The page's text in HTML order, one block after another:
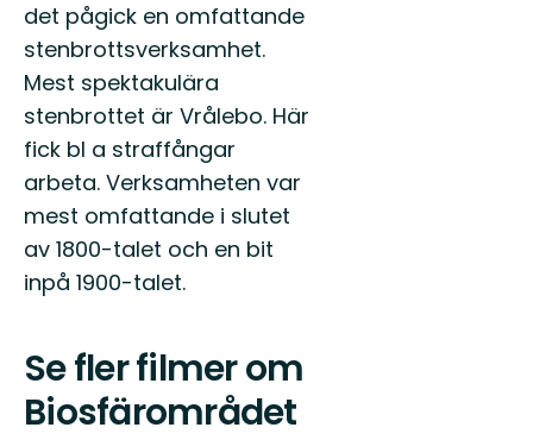
det pågick en omfattande
stenbrottsverksamhet.
Mest spektakulära
stenbrottet är Vrålebo. Här
fick bl a straffångar
arbeta. Verksamheten var
mest omfattande i slutet
av 1800-talet och en bit
inpå 1900-talet.
Se fler filmer om
Biosfärområdet